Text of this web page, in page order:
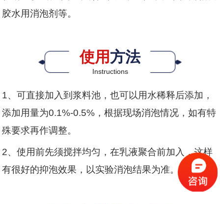
胶水用消泡剂等。
使用方法
Instructions
1、可直接加入到浆料池，也可以用水稀释后添加，
添加用量为0.1%-0.5%，根据现场消泡情况，如有特
殊要求再作调整。
2、使用前先须搅拌均匀，在乳液聚合前加入，这样
有很好的抑泡效果，以实验消泡结果为准。